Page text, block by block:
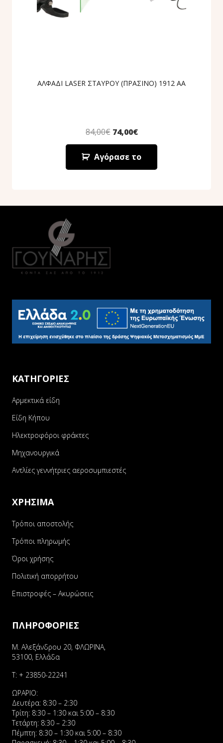
ΑΛΦΑΔΙ LASER ΣΤΑΥΡΟΥ (ΠΡΑΣΙΝΟ) 1912 AA
84,00€ 74,00€
Αγόρασε το
ΚΑΤΗΓΟΡΙΕΣ
Αρμεκτικά είδη
Είδη Κήπου
Ηλεκτροφόροι φράκτες
Μηχανουργικά
Αντλίες γεννήτριες αεροσυμπιεστές
ΧΡΗΣΙΜΑ
Τρόποι αποστολής
Τρόποι πληρωμής
Όροι χρήσης
Πολιτική απορρήτου
Επιστροφές – Ακυρώσεις
ΠΛΗΡΟΦΟΡΙΕΣ
Μ. Αλεξάνδρου 20, ΦΛΩΡΙΝΑ,
53100, Ελλάδα
Τ: + 23850-22241
ΩΡΑΡΙΟ:
Δευτέρα: 8:30 – 2:30
Τρίτη: 8:30 – 1:30 και 5:00 – 8:30
Τετάρτη: 8:30 – 2:30
Πέμπτη: 8:30 – 1:30 και 5:00 – 8:30